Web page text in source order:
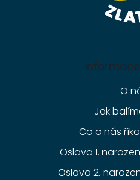
O
Jak
Co o nás
Oslava 1.
Oslava 2.